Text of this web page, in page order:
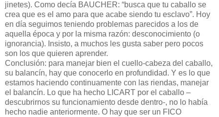
jinetes). Como decía BAUCHER: “busca que tu caballo se
crea que es el amo para que acabe siendo tu esclavo”. Hoy
en día seguimos teniendo problemas parecidos a los de
aquella época y por la misma razón: desconocimiento (o
ignorancia). Insisto, a muchos les gusta saber pero pocos
son los que quieren aprender.
Conclusión: para manejar bien el cuello-cabeza del caballo,
su balancín, hay que conocerlo en profundidad. Y es lo que
estamos haciendo continuamente con las riendas, manejar
el balancín. Lo que ha hecho LICART por el caballo –
descubrirnos su funcionamiento desde dentro-, no lo había
hecho nadie anteriormente. O hay que ser un FICO